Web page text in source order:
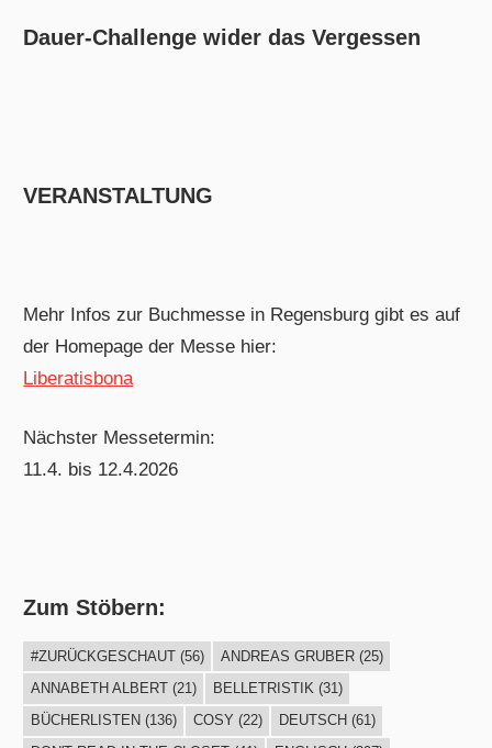
Dauer-Challenge wider das Vergessen
VERANSTALTUNG
Mehr Infos zur Buchmesse in Regensburg gibt es auf
der Homepage der Messe hier:
Liberatisbona
Nächster Messetermin:
11.4. bis 12.4.2026
Zum Stöbern:
#ZURÜCKGESCHAUT(56) ANDREAS GRUBER(25)
ANNABETH ALBERT(21) BELLETRISTIK(31)
BÜCHERLISTEN (136) COSY (22) DEUTSCH (61)